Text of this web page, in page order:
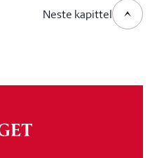
Neste kapittel